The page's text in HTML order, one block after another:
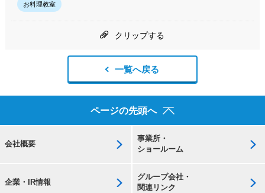
お料理教室
クリップする
一覧へ戻る
ページの先頭へ
会社概要
事業所・
ショールーム
企業・IR情報
グループ会社・
関連リンク